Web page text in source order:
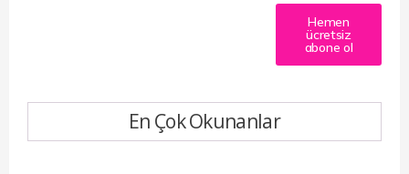
Hemen
ücretsiz
abone ol
En Çok Okunanlar